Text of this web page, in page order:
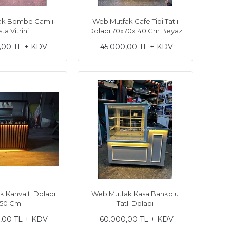
Bombe Camlı
Vitrini
TL + KDV
Web Mutfak Cafe Tipi Tatlı
Dolabı 70x70x140 Cm Beyaz
45.000,00 TL + KDV
Kahvaltı Dolabı
Cm
TL + KDV
Web Mutfak Kasa Bankolu
Tatlı Dolabı
60.000,00 TL + KDV